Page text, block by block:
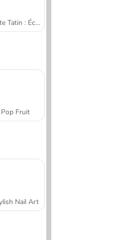
Tarte Tatin : École de cuisine de Sara
Pop Fruit
Nail Art